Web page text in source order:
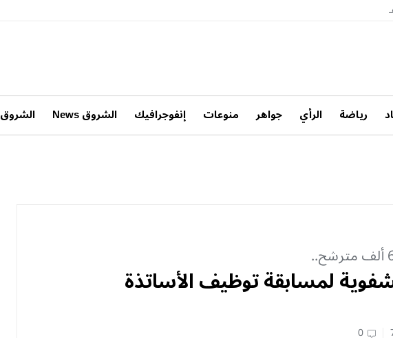
رياضة الرأي جواهر منوعات إنفوجرافيك الشروق News الشروق TV
لمسابقة توظيف الأساتذة
0